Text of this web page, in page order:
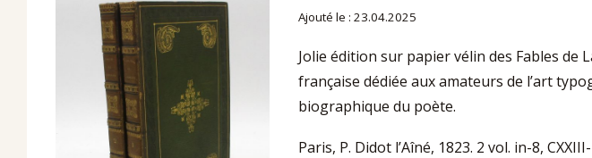
Ajouté le : 23.04.2025
Jolie édition sur papier vélin des Fables de
française dédiée aux amateurs de l’art
biographique du poète.
Paris, P. Didot l’Aîné, 1823. 2 vol. in-8,